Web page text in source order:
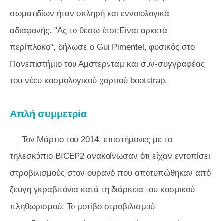
σωματιδίων ήταν σκληρή και εννοιολογικά
αδιαφανής. "Ας το θέσω έτσι:Είναι αρκετά
περίπλοκο", δήλωσε ο Gui Pimentel, φυσικός στο
Πανεπιστήμιο του Άμστερνταμ και συν-συγγραφέας
του νέου κοσμολογικού χαρτιού bootstrap.
Απλή συμμετρία
Τον Μάρτιο του 2014, επιστήμονες με το
τηλεσκόπιο BICEP2 ανακοίνωσαν ότι είχαν εντοπίσει
στροβιλισμούς στον ουρανό που αποτυπώθηκαν από
ζεύγη γκραβιτόνια κατά τη διάρκεια του κοσμικού
πληθωρισμού. Το μοτίβο στροβιλισμού